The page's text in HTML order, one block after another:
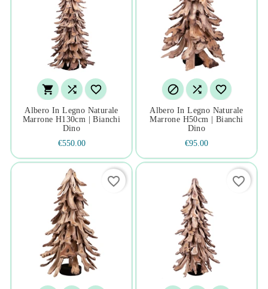
  
Albero In Legno Naturale
Marrone H130cm | Bianchi
Dino
€550.00
  
Albero In Legno Naturale
Marrone H50cm | Bianchi
Dino
€95.00
favorite_border favorite_border